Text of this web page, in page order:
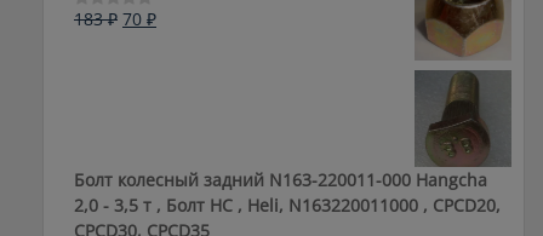
Оценка
183₽ Первоначальная
70 ₽Текущая
Болт колесный задний N163-220011-000 Hangcha
2,0 - 3,5 т , Болт HC , Heli, N163220011000 , CPCD20,
CPCD30, CPCD35